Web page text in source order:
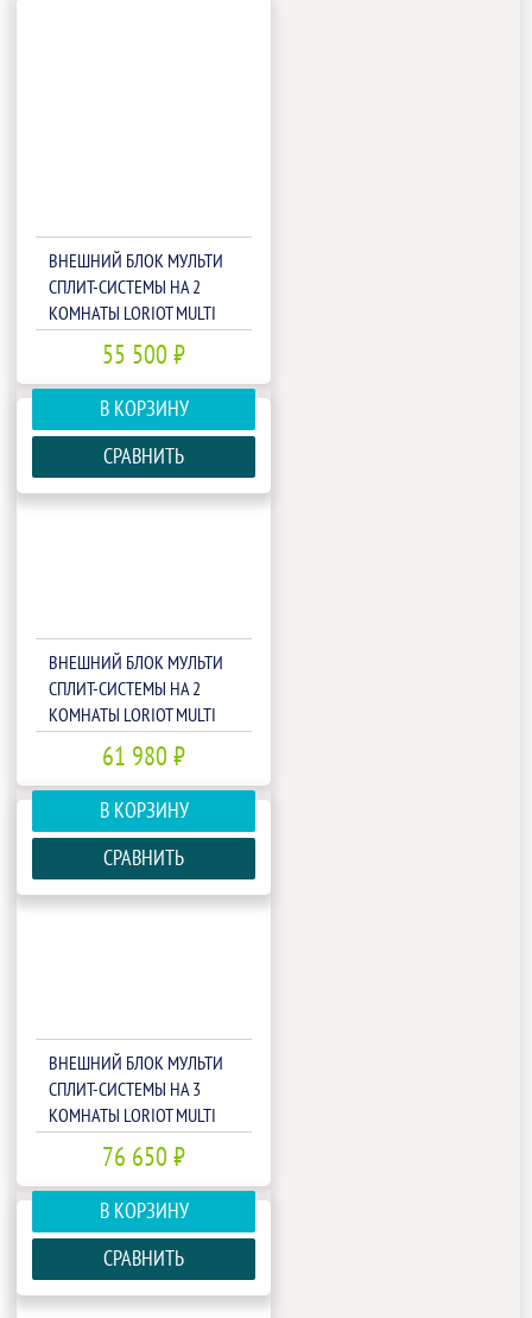
ВНЕШНИЙ БЛОК МУЛЬТИ
СПЛИТ-СИСТЕМЫ НА 2
КОМНАТЫ LORIOT MULTI
MATCH LAC-14AIM-OUT
55 500 ₽
В КОРЗИНУ
СРАВНИТЬ
ВНЕШНИЙ БЛОК МУЛЬТИ
СПЛИТ-СИСТЕМЫ НА 2
КОМНАТЫ LORIOT MULTI
MATCH LAC-18AIM-OUT
61 980 ₽
В КОРЗИНУ
СРАВНИТЬ
ВНЕШНИЙ БЛОК МУЛЬТИ
СПЛИТ-СИСТЕМЫ НА 3
КОМНАТЫ LORIOT MULTI
MATCH LAC-21AIM-OUT
76 650 ₽
В КОРЗИНУ
СРАВНИТЬ